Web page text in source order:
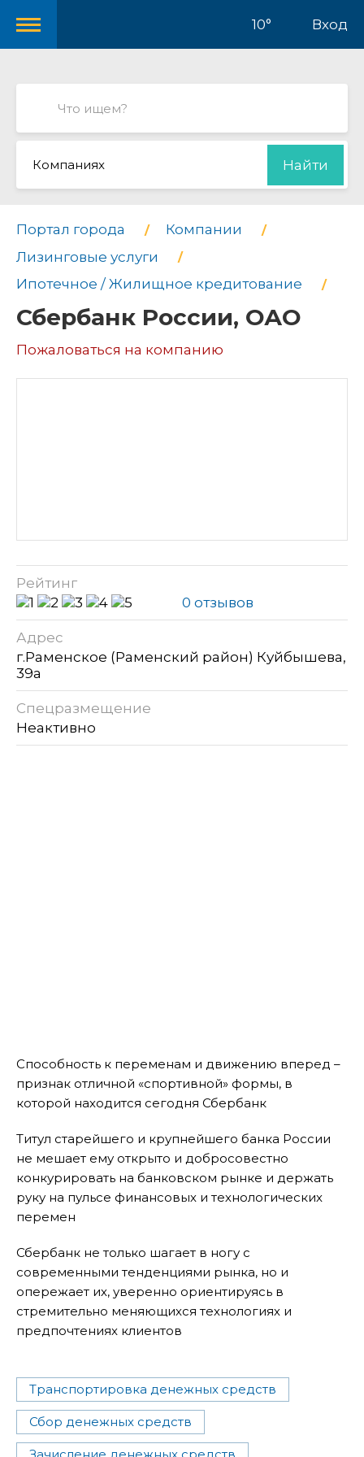
10° Вход
Компаниях Найти
Портал города
Компании
Лизинговые услуги
Ипотечное / Жилищное кредитование
Сбербанк России, ОАО
Пожаловаться на компанию
Рейтинг
0 отзывов
Адрес
г.Раменское (Раменский район) Куйбышева,
39а
Спецразмещение
Неактивно
Способность к переменам и движению вперед –
признак отличной «спортивной» формы, в
которой находится сегодня Сбербанк
Титул старейшего и крупнейшего банка России
не мешает ему открыто и добросовестно
конкурировать на банковском рынке и держать
руку на пульсе финансовых и технологических
перемен
Сбербанк не только шагает в ногу с
современными тенденциями рынка, но и
опережает их, уверенно ориентируясь в
стремительно меняющихся технологиях и
предпочтениях клиентов
Транспортировка денежных средств
Сбор денежных средств
Зачисление денежных средств